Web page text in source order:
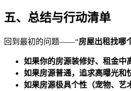
五、总结与行动清单
回到最初的问题——“房屋出租找哪
如果你的房源装修好、租金中
如果房源普通，追求高曝光和
如果房源极具个性（宠物、艺